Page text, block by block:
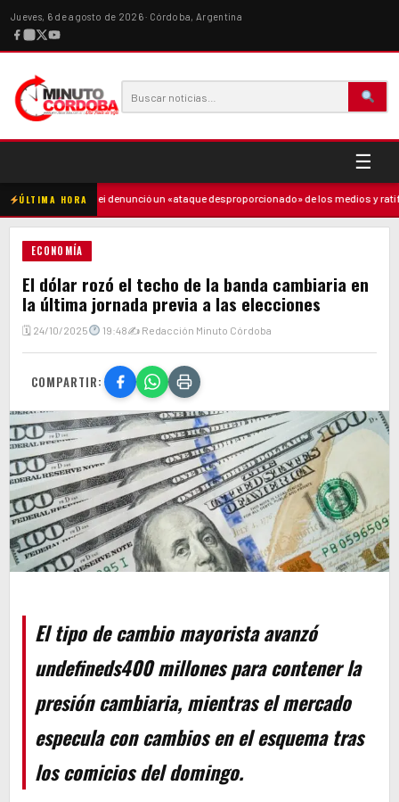
Jueves, 6 de agosto de 2026 · Córdoba, Argentina
☰
ÚLTIMA HORA
· Milei denunció un «ataque desproporcionado» de los medios y ratificó el
ECONOMÍA
El dólar rozó el techo de la banda cambiaria en
la última jornada previa a las elecciones
🗓 24/10/2025 19:48✍ Redacción Minuto Córdoba
COMPARTIR:
El tipo de cambio mayorista avanzó
undefineds400 millones para contener la
presión cambiaria, mientras el mercado
especula con cambios en el esquema tras
los comicios del domingo.